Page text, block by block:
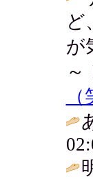
ど
が
（